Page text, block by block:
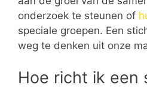
onderzoek te steunen of
speciale groepen. Een
weg te denken uit onze
Hoe richt ik een